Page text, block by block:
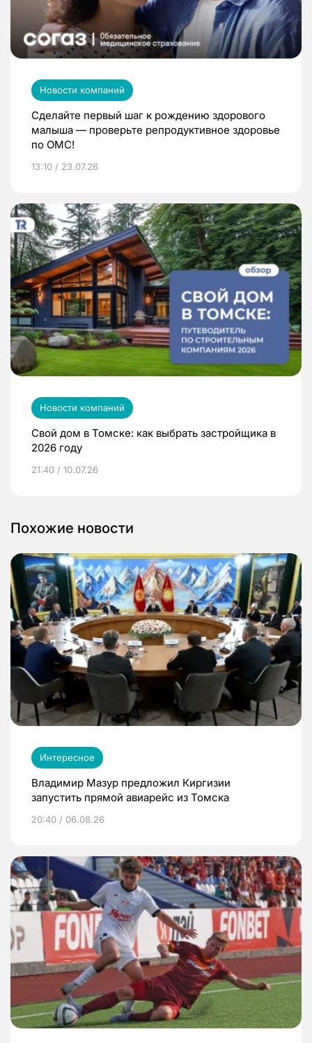
Новости компаний
Сделайте первый шаг к рождению здорового
малыша — проверьте репродуктивное здоровье
по ОМС!
13:10 / 23.07.26
Новости компаний
Свой дом в Томске: как выбрать застройщика в
2026 году
21:40 / 10.07.26
Похожие новости
Интересное
Владимир Мазур предложил Киргизии
запустить прямой авиарейс из Томска
20:40 / 06.08.26